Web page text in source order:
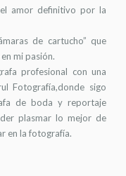
amor definitivo por la
de cartucho” que
mi pasión.
profesional con una
Fotografía,donde sigo
de boda y reportaje
plasmar lo mejor de
en la fotografía.